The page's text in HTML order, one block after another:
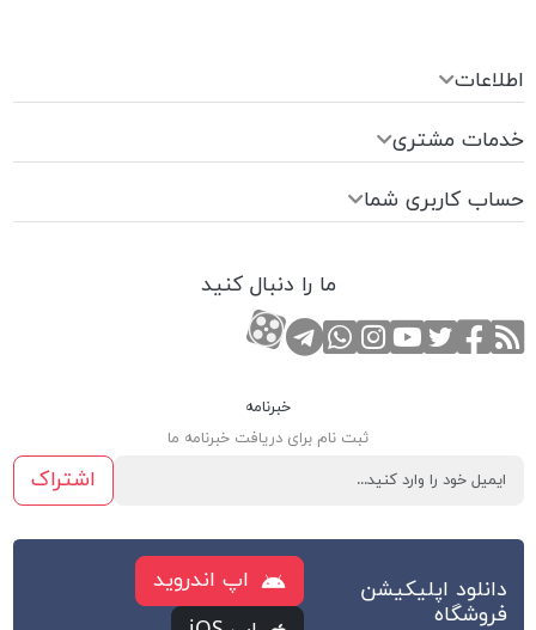
اطلاعات
خدمات مشتری
حساب کاربری شما
ما را دنبال کنید
RSSصفحه فیسبوک
صفحه تویتر
کانال یوتوب
صفحه اینستاگرام
تماس با واتس اپ
کانال تلگرام
کانال آپارات
خبرنامه
ثبت نام برای دریافت خبرنامه ما
اشتراک
دانلود اپلیکیشن
فروشگاه
اپ اندروید